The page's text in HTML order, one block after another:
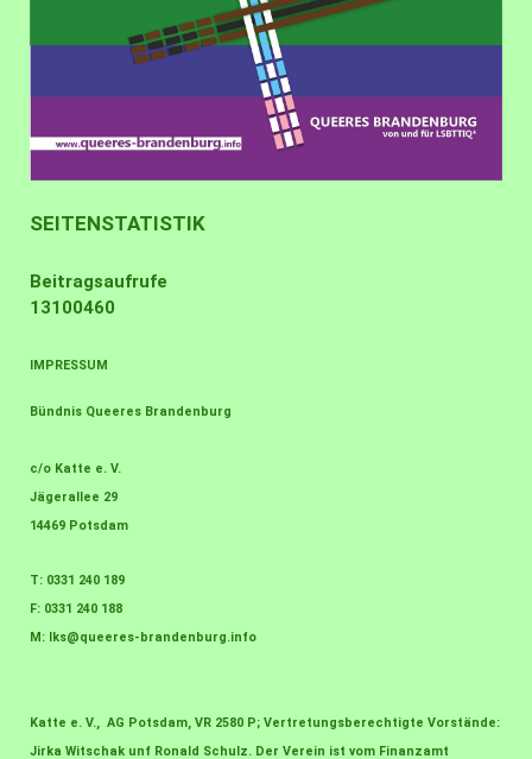
SEITENSTATISTIK
Beitragsaufrufe
13100460
IMPRESSUM
Bündnis Queeres Brandenburg
c/o Katte e. V.
Jägerallee 29
14469 Potsdam
T: 0331 240 189
F: 0331 240 188
M:
lks@queeres-brandenburg.info
Katte e. V., AG Potsdam, VR 2580 P; Vertretungsberechtigte Vorstände:
Jirka Witschak unf Ronald Schulz. Der Verein ist vom Finanzamt